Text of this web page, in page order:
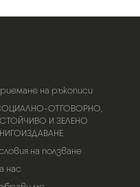
на ръкописи
ОТГОВОРНО,
И ЗЕЛЕНО
на ползване
нас